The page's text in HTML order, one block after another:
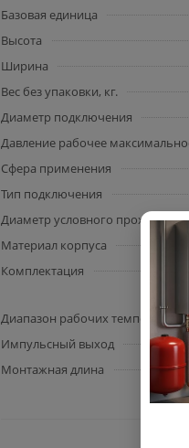
Базовая единица
Высота
Ширина
Вес без упаковки, кг.
Диаметр подключения
Давление рабочее
Сфера применения
Тип подключения
Диаметр условного прохода
Материал корпуса
Комплектация
Диапазон рабочих температур,
Импульсный выход
Монтажная длина